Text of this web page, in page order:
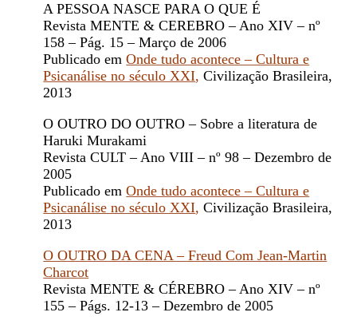
A PESSOA NASCE PARA O QUE É
Revista MENTE & CEREBRO – Ano XIV – nº
158 – Pág. 15 – Março de 2006
Publicado emOnde tudo acontece – Cultura e
Psicanálise no século XXI, Civilização Brasileira,
2013
O OUTRO DO OUTRO – Sobre a literatura de
Haruki Murakami
Revista CULT – Ano VIII – nº 98 – Dezembro de
2005
Publicado emOnde tudo acontece – Cultura e
Psicanálise no século XXI, Civilização Brasileira,
2013
O OUTRO DA CENA – Freud Com Jean-Martin
Charcot
Revista MENTE & CÉREBRO – Ano XIV – nº
155 – Págs. 12-13 – Dezembro de 2005